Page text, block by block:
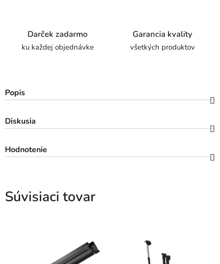
Darček zadarmo
ku každej objednávke
Garancia kvality
všetkých produktov
Popis
Diskusia
Hodnotenie
Súvisiaci tovar